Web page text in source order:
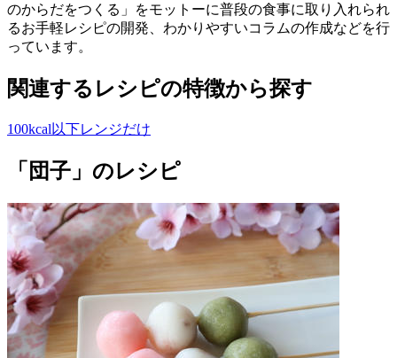
のからだをつくる」をモットーに普段の食事に取り入れられ
るお手軽レシピの開発、わかりやすいコラムの作成などを行
っています。
関連するレシピの特徴から探す
100kcal以下レンジだけ
「団子」のレシピ